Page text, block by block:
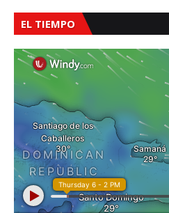
EL TIEMPO